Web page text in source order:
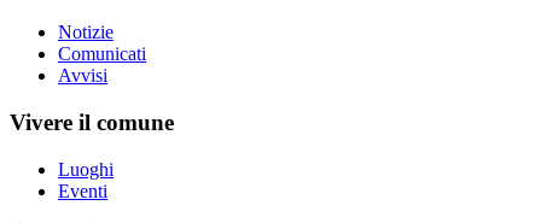
Notizie
Comunicati
Avvisi
Vivere il comune
Luoghi
Eventi